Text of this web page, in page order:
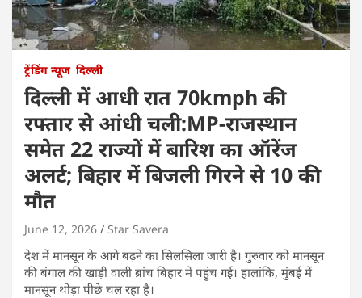
ट्रेंडिंग न्यूज दिल्ली
दिल्ली में आधी रात 70kmph की
रफ्तार से आंधी चली:MP-राजस्थान
समेत 22 राज्यों में बारिश का ऑरेंज
अलर्ट; बिहार में बिजली गिरने से 10 की
मौत
June 12, 2026 Star Savera
देश में मानसून के आगे बढ़ने का सिलसिला जारी है। गुरुवार को मानसून
की बंगाल की खाड़ी वाली ब्रांच बिहार में पहुंच गई। हालांकि, मुंबई में
मानसून थोड़ा पीछे चल रहा है।